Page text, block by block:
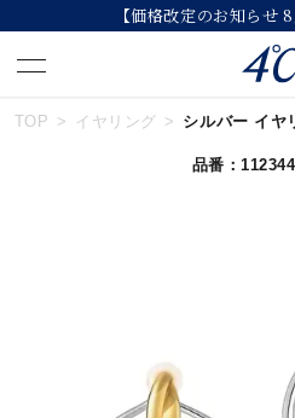
【価格改定のお知らせ
TOP イヤリング シルバー イヤ
品番：